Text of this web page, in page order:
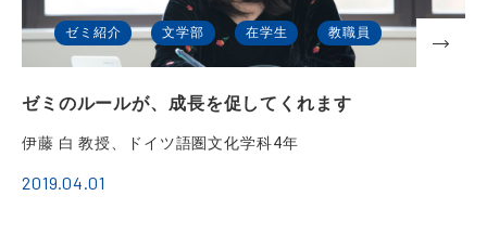
ゼミ紹介 文学部 在学生 教職員
ゼミのルールが、成長を促してくれます
伊藤 白 教授、ドイツ語圏文化学科4年
2019.04.01